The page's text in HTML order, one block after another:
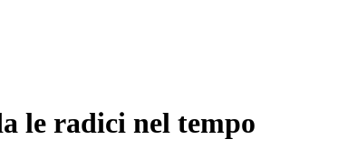
le radici nel tempo